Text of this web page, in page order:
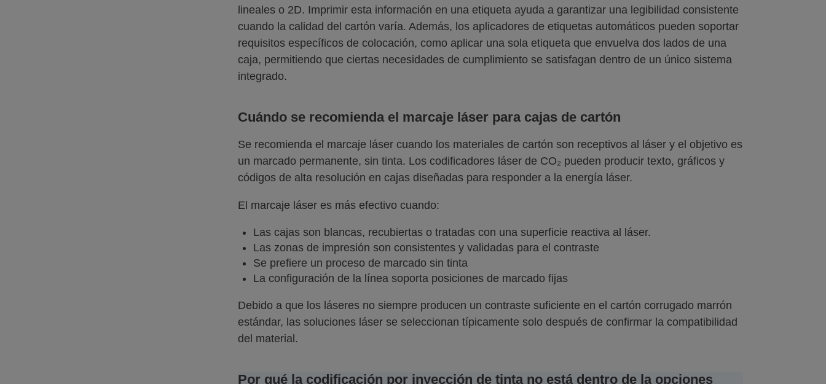
lineales o 2D. Imprimir esta información en una etiqueta ayuda a garantizar una legibilidad consistente
cuando la calidad del cartón varía. Además, los aplicadores de etiquetas automáticos pueden soportar
requisitos específicos de colocación, como aplicar una sola etiqueta que envuelva dos lados de una
caja, permitiendo que ciertas necesidades de cumplimiento se satisfagan dentro de un único sistema
integrado.
Cuándo se recomienda el marcaje láser para cajas de cartón
Se recomienda el marcaje láser cuando los materiales de cartón son receptivos al láser y el objetivo es
un marcado permanente, sin tinta. Los codificadores láser de CO₂ pueden producir texto, gráficos y
códigos de alta resolución en cajas diseñadas para responder a la energía láser.
El marcaje láser es más efectivo cuando:
Las cajas son blancas, recubiertas o tratadas con una superficie reactiva al láser.
Las zonas de impresión son consistentes y validadas para el contraste
Se prefiere un proceso de marcado sin tinta
La configuración de la línea soporta posiciones de marcado fijas
Debido a que los láseres no siempre producen un contraste suficiente en el cartón corrugado marrón
estándar, las soluciones láser se seleccionan típicamente solo después de confirmar la compatibilidad
del material.
Por qué la codificación por inyección de tinta no está dentro de la opciones